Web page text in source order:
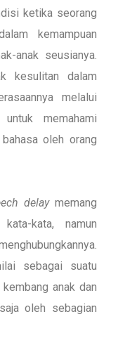
ketika seorang
kemampuan
anak seusianya.
kesulitan dalam
melalui
memahami
oleh orang
delaymemang
kata, namun
sebagai suatu
anak dan
oleh sebagian